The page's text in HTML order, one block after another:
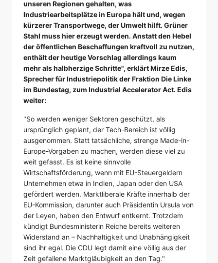
unseren Regionen gehalten, was
Industriearbeitsplätze in Europa hält und, wegen
kürzerer Transportwege, der Umwelt hilft. Grüner
Stahl muss hier erzeugt werden. Anstatt den Hebel
der öffentlichen Beschaffungen kraftvoll zu nutzen,
enthält der heutige Vorschlag allerdings kaum
mehr als halbherzige Schritte", erklärt Mirze Edis,
Sprecher für Industriepolitik der Fraktion Die Linke
im Bundestag, zum Industrial Accelerator Act. Edis
weiter:
"So werden weniger Sektoren geschützt, als
ursprünglich geplant, der Tech-Bereich ist völlig
ausgenommen. Statt tatsächliche, strenge Made-in-
Europe-Vorgaben zu machen, werden diese viel zu
weit gefasst. Es ist keine sinnvolle
Wirtschaftsförderung, wenn mit EU-Steuergeldern
Unternehmen etwa in Indien, Japan oder den USA
gefördert werden. Marktliberale Kräfte innerhalb der
EU-Kommission, darunter auch Präsidentin Ursula von
der Leyen, haben den Entwurf entkernt. Trotzdem
kündigt Bundesministerin Reiche bereits weiteren
Widerstand an – Nachhaltigkeit und Unabhängigkeit
sind ihr egal. Die CDU legt damit eine völlig aus der
Zeit gefallene Marktgläubigkeit an den Tag."